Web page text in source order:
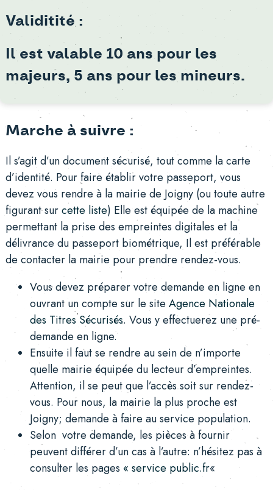
Validitité :
Il est valable 10 ans pour les
majeurs, 5 ans pour les mineurs.
Marche à suivre :
Il s’agit d’un document sécurisé, tout comme la carte
d’identité. Pour faire établir votre passeport, vous
devez vous rendre à la mairie de Joigny (ou toute autre
figurant surcette liste) Elle est équipée de la machine
permettant la prise des empreintes digitales et la
délivrance du passeport biométrique, Il est préférable
de contacter la mairie pour prendre rendez-vous.
Vous devez préparer votre demande en ligne en
ouvrant un compte sur le site Agence Nationale
des Titres Sécurisés. Vous y effectuerez une pré-
demande en ligne.
Ensuite il faut se rendre au sein de n’importe
quelle mairie équipée du lecteur d’empreintes.
Attention, il se peut que l’accès soit sur rendez-
vous. Pour nous, la mairie la plus proche est
Joigny; demande à faire au service population.
Selon votre demande, les pièces à fournir
peuvent différer d’un cas à l’autre: n’hésitez pas à
consulter les pages « service public.fr«